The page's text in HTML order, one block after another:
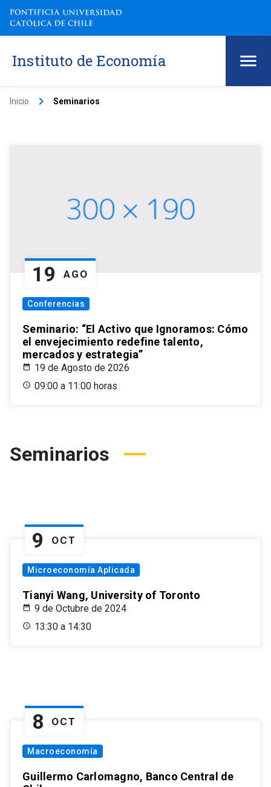
Instituto de Economía
Inicio keyboard_arrow_right Seminarios
19 AGO
Conferencias
Seminario: “El Activo que Ignoramos: Cómo
el envejecimiento redefine talento,
mercados y estrategia”
19 de Agosto de 2026
09:00 a 11:00 horas
Seminarios
9 OCT
Microeconomía Aplicada
Tianyi Wang, University of Toronto
9 de Octubre de 2024
13:30 a 14:30
8 OCT
Macroeconomía
Guillermo Carlomagno, Banco Central de